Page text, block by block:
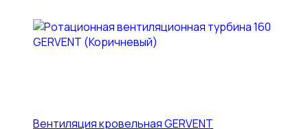
Вентиляция кровельная GERVENT